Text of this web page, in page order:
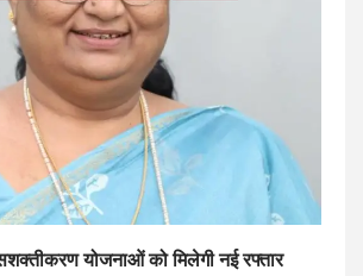
योजनाओं को मिलेगी नई रफ्तार